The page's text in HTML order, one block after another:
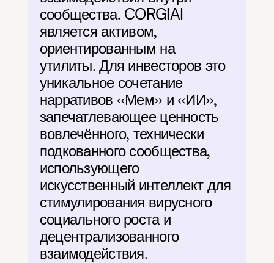
сообщества. CORGIAI
является активом,
ориентированным на
утилиты. Для инвесторов это
уникальное сочетание
нарративов «Мем» и «ИИ»,
запечатлевающее ценность
вовлечённого, технически
подкованного сообщества,
использующего
искусственный интеллект для
стимулирования вирусного
социального роста и
децентрализованного
взаимодействия.